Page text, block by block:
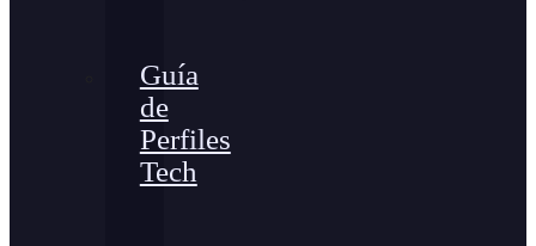
Guía
de
Perfiles
Tech